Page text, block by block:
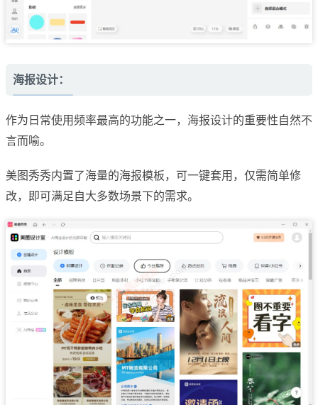
海报设计：
作为日常使用频率最高的功能之一，海报设计的重要性自然不
言而喻。
美图秀秀内置了海量的海报模板，可一键套用，仅需简单修
改，即可满足自大多数场景下的需求。